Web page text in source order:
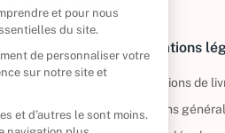
Informations
Informations de
Conditions